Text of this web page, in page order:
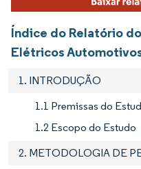
Índice do Relatório
Elétricos
1. INTRODUÇÃO
1.1 Premissas do
1.2 Escopo do Estudo
2. METODOLOGIA DE